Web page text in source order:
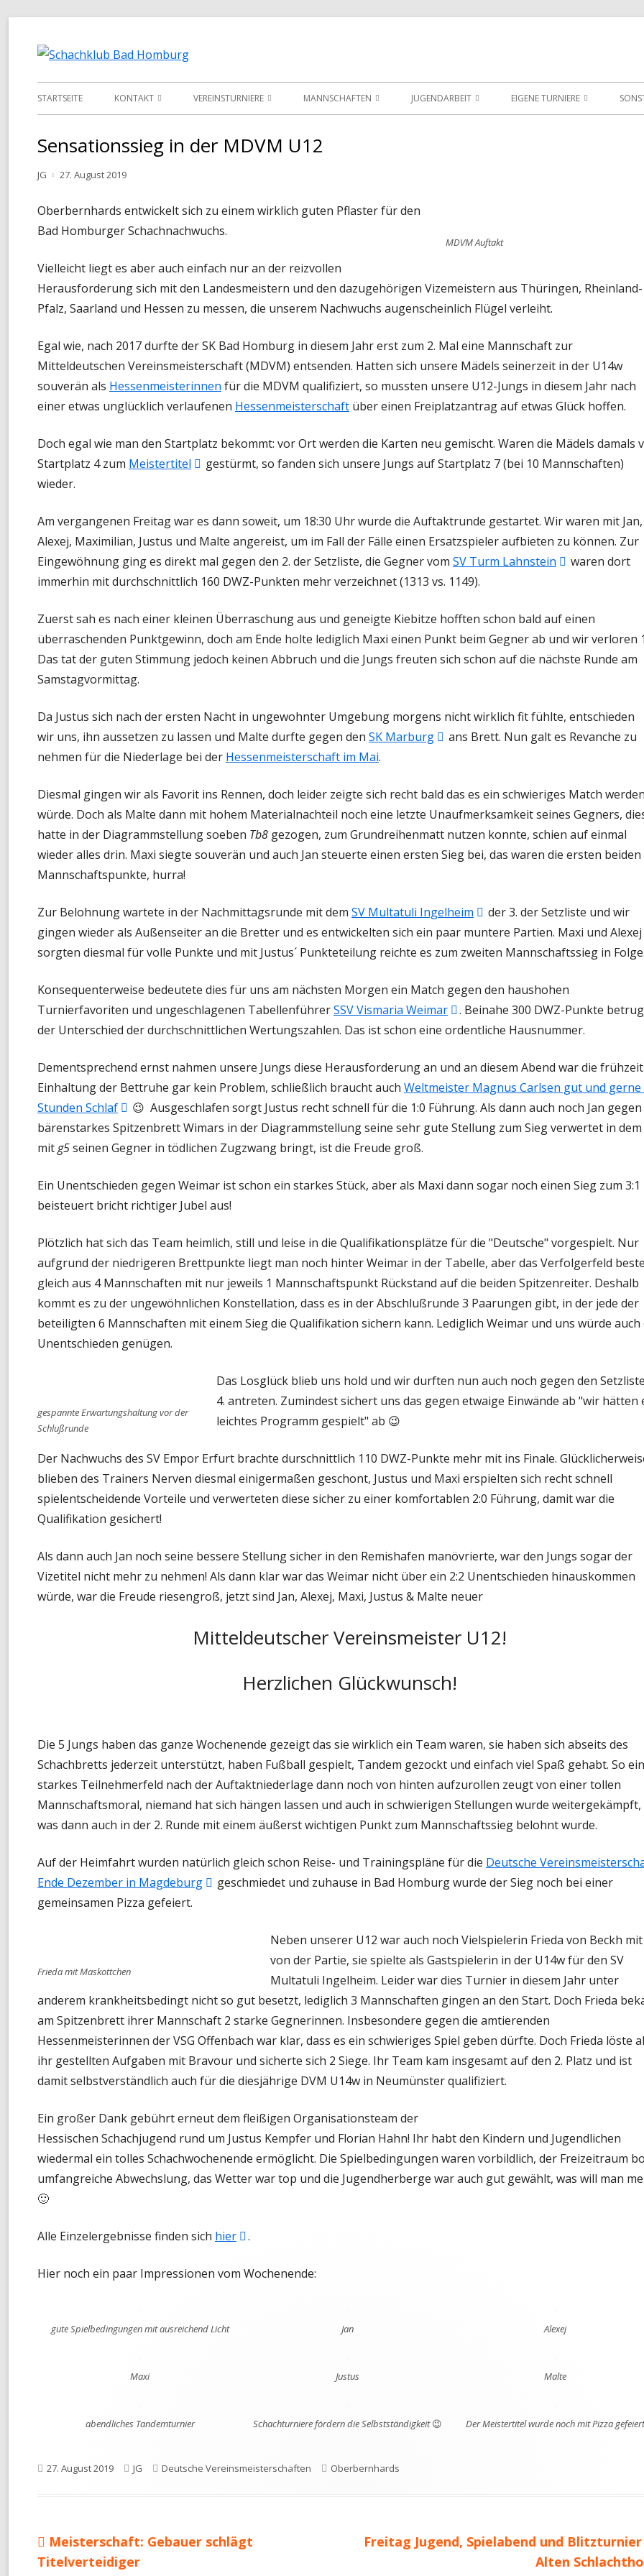
Primäres
STARTSEITE KONTAKT
VORSTAND
VEREINSTURNIERE
MONATS-BLITZMEISTERSCHAFT
CHESS960-MEISTERSCHAFT
TANDEM-BLITZ-MEISTERSCHAFT
FRÜHSOMMER-CUP
MANNSCHAFTEN JUGENDARBEIT
TURNIERFAHRTEN
KONTAKTANFRAGE JUGENDBEREICH
EIGENE TURNIERE
Sensationssieg in der MDVM U12
Autor
JG
Veröffentlicht
27. August 2019
MDVM Auftakt
Oberbernhards entwickelt sich zu einem wirklich guten Pflaster für den
Bad Homburger Schachnachwuchs.
Vielleicht liegt es aber auch einfach nur an der reizvollen
Herausforderung sich mit den Landesmeistern und den dazugehörigen Vizemeistern aus Thüringen, Rheinland-
Pfalz, Saarland und Hessen zu messen, die unserem Nachwuchs augenscheinlich Flügel verleiht.
Egal wie, nach 2017 durfte der SK Bad Homburg in diesem Jahr erst zum 2. Mal eine Mannschaft zur
Mitteldeutschen Vereinsmeisterschaft (MDVM) entsenden. Hatten sich unsere Mädels seinerzeit in der U14w
souverän als Hessenmeisterinnen für die MDVM qualifiziert, so mussten unsere U12-Jungs in diesem Jahr nach
einer etwas unglücklich verlaufenen Hessenmeisterschaft über einen Freiplatzantrag auf etwas Glück hoffen.
Doch egal wie man den Startplatz bekommt: vor Ort werden die Karten neu gemischt. Waren die Mädels damals
Startplatz 4 zum Meistertitel
In
öffnen
gestürmt, so fanden sich unsere Jungs auf Startplatz 7 (bei 10 Mannschaften)
wieder.
Am vergangenen Freitag war es dann soweit, um 18:30 Uhr wurde die Auftaktrunde gestartet. Wir waren mit Jan,
Alexej, Maximilian, Justus und Malte angereist, um im Fall der Fälle einen Ersatzspieler aufbieten zu können. Zur
Eingewöhnung ging es direkt mal gegen den 2. der Setzliste, die Gegner vom SV Turm Lahnstein
In
öffnen
waren dort
immerhin mit durchschnittlich 160 DWZ-Punkten mehr verzeichnet (1313 vs. 1149).
Zuerst sah es nach einer kleinen Überraschung aus und geneigte Kiebitze hofften schon bald auf einen
überraschenden Punktgewinn, doch am Ende holte lediglich Maxi einen Punkt beim Gegner ab und wir verloren
Das tat der guten Stimmung jedoch keinen Abbruch und die Jungs freuten sich schon auf die nächste Runde am
Samstagvormittag.
Da Justus sich nach der ersten Nacht in ungewohnter Umgebung morgens nicht wirklich fit fühlte, entschieden
wir uns, ihn aussetzen zu lassen und Malte durfte gegen den SK Marburg
In
öffnen
ans Brett. Nun galt es Revanche zu
nehmen für die Niederlage bei der Hessenmeisterschaft im Mai.
Diesmal gingen wir als Favorit ins Rennen, doch leider zeigte sich recht bald das es ein schwieriges Match
würde. Doch als Malte dann mit hohem Materialnachteil noch eine letzte Unaufmerksamkeit seines Gegners,
hatte in der Diagrammstellung soeben Tb8 gezogen, zum Grundreihenmatt nutzen konnte, schien auf einmal
wieder alles drin. Maxi siegte souverän und auch Jan steuerte einen ersten Sieg bei, das waren die ersten beiden
Mannschaftspunkte, hurra!
Zur Belohnung wartete in der Nachmittagsrunde mit dem SV Multatuli Ingelheim
In
neuem
Fenster
der 3. der Setzliste und wir
gingen wieder als Außenseiter an die Bretter und es entwickelten sich ein paar muntere Partien. Maxi und Alexej
sorgten diesmal für volle Punkte und mit Justus´ Punkteteilung reichte es zum zweiten Mannschaftssieg in
Konsequenterweise bedeutete dies für uns am nächsten Morgen ein Match gegen den haushohen
Turnierfavoriten und ungeschlagenen TabellenführerSSV Vismaria Weimar
In
neuem
öffnen
. Beinahe 300 DWZ-Punkte betrug
der Unterschied der durchschnittlichen Wertungszahlen. Das ist schon eine ordentliche Hausnummer.
Dementsprechend ernst nahmen unsere Jungs diese Herausforderung an und an diesem Abend war die
Einhaltung der Bettruhe gar kein Problem, schließlich braucht auch Weltmeister Magnus Carlsen gut und gerne
Stunden Schlaf
In
neuem
Fenster
😉 Ausgeschlafen sorgt Justus recht schnell für die 1:0 Führung. Als dann auch noch Jan
bärenstarkes Spitzenbrett Wimars in der Diagrammstellung seine sehr gute Stellung zum Sieg verwertet in
mitg5seinen Gegner in tödlichen Zugzwang bringt, ist die Freude groß.
Ein Unentschieden gegen Weimar ist schon ein starkes Stück, aber als Maxi dann sogar noch einen Sieg zum 3:1
beisteuert bricht richtiger Jubel aus!
Plötzlich hat sich das Team heimlich, still und leise in die Qualifikationsplätze für die "Deutsche" vorgespielt. Nur
aufgrund der niedrigeren Brettpunkte liegt man noch hinter Weimar in der Tabelle, aber das Verfolgerfeld
gleich aus 4 Mannschaften mit nur jeweils 1 Mannschaftspunkt Rückstand auf die beiden Spitzenreiter. Deshalb
kommt es zu der ungewöhnlichen Konstellation, dass es in der Abschlußrunde 3 Paarungen gibt, in der jede der
beteiligten 6 Mannschaften mit einem Sieg die Qualifikation sichern kann. Lediglich Weimar und uns würde auch
Unentschieden genügen.
gespannte Erwartungshaltung vor der
Schlußrunde
Das Losglück blieb uns hold und wir durften nun auch noch gegen den
4. antreten. Zumindest sichert uns das gegen etwaige Einwände ab "wir hätten
leichtes Programm gespielt" ab 😉
Der Nachwuchs des SV Empor Erfurt brachte durschnittlich 110 DWZ-Punkte mehr mit ins Finale.
blieben des Trainers Nerven diesmal einigermaßen geschont, Justus und Maxi erspielten sich recht schnell
spielentscheidende Vorteile und verwerteten diese sicher zu einer komfortablen 2:0 Führung, damit war die
Qualifikation gesichert!
Als dann auch Jan noch seine bessere Stellung sicher in den Remishafen manövrierte, war den Jungs sogar der
Vizetitel nicht mehr zu nehmen! Als dann klar war das Weimar nicht über ein 2:2 Unentschieden hinauskommen
würde, war die Freude riesengroß, jetzt sind Jan, Alexej, Maxi, Justus & Malte neuer
Mitteldeutscher Vereinsmeister U12!
Herzlichen Glückwunsch!
Die 5 Jungs haben das ganze Wochenende gezeigt das sie wirklich ein Team waren, sie haben sich abseits des
Schachbretts jederzeit unterstützt, haben Fußball gespielt, Tandem gezockt und einfach viel Spaß gehabt. So ein
starkes Teilnehmerfeld nach der Auftaktniederlage dann noch von hinten aufzurollen zeugt von einer tollen
Mannschaftsmoral, niemand hat sich hängen lassen und auch in schwierigen Stellungen wurde weitergekämpft,
was dann auch in der 2. Runde mit einem äußerst wichtigen Punkt zum Mannschaftssieg belohnt wurde.
Auf der Heimfahrt wurden natürlich gleich schon Reise- und Trainingspläne für die Deutsche
Ende Dezember in Magdeburg
In
geschmiedet und zuhause in Bad Homburg wurde der Sieg noch bei einer
gemeinsamen Pizza gefeiert.
Frieda mit Maskottchen
Neben unserer U12 war auch noch Vielspielerin Frieda von Beckh mit
von der Partie, sie spielte als Gastspielerin in der U14w für den SV
Multatuli Ingelheim. Leider war dies Turnier in diesem Jahr unter
anderem krankheitsbedingt nicht so gut besetzt, lediglich 3 Mannschaften gingen an den Start. Doch Frieda
am Spitzenbrett ihrer Mannschaft 2 starke Gegnerinnen. Insbesondere gegen die amtierenden
Hessenmeisterinnen der VSG Offenbach war klar, dass es ein schwieriges Spiel geben dürfte. Doch Frieda löste
ihr gestellten Aufgaben mit Bravour und sicherte sich 2 Siege. Ihr Team kam insgesamt auf den 2. Platz und ist
damit selbstverständlich auch für die diesjährige DVM U14w in Neumünster qualifiziert.
Ein großer Dank gebührt erneut dem fleißigen Organisationsteam der
Hessischen Schachjugend rund um Justus Kempfer und Florian Hahn! Ihr habt den Kindern und Jugendlichen
wiedermal ein tolles Schachwochenende ermöglicht. Die Spielbedingungen waren vorbildlich, der Freizeitraum
umfangreiche Abwechslung, das Wetter war top und die Jugendherberge war auch gut gewählt, was will man
🙂
Alle Einzelergebnisse finden sich hier
In
Fenster
.
Hier noch ein paar Impressionen vom Wochenende:
gute Spielbedingungen mit ausreichend Licht Jan Alexej
Maxi Justus Malte
abendliches Tandemturnier Schachturniere fördern die Selbstständigkeit 😉 Der Meistertitel wurde noch mit Pizza
Veröffentlicht
27. August 2019 Autor
JG Kategorien
Deutsche Vereinsmeisterschaften Schlagwörter
Oberbernhards
Beitragsnavigation
Vorheriger
Beitrag:
Meisterschaft: Gebauer schlägt
Titelverteidiger
Nächster
Freitag Jugend, Spielabend und
Alten